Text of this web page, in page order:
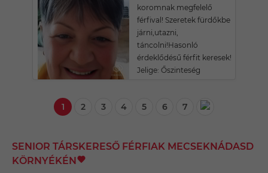
koromnak megfelelő
férfival! Szeretek fürdőkbe
járni,utazni,
táncolni!Hasonló
érdeklődésű férfit keresek!
Jelige: Őszinteség
1 2 3 4 5 6 7
SENIOR TÁRSKERESŐ FÉRFIAK MECSEKNÁDASD
KÖRNYÉKÉN